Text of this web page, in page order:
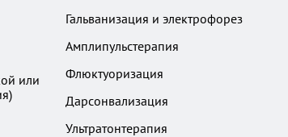
или
Гальванизация и электрофорез
Амплипульстерапия
Флюктуоризация
Дарсонвализация
Ультратонтерапия